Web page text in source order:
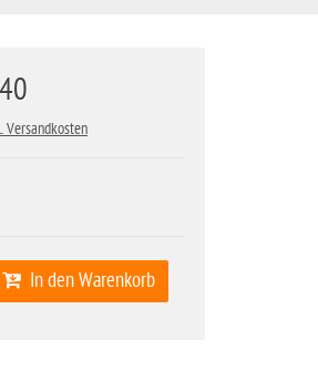
Versandkosten
In den Warenkorb